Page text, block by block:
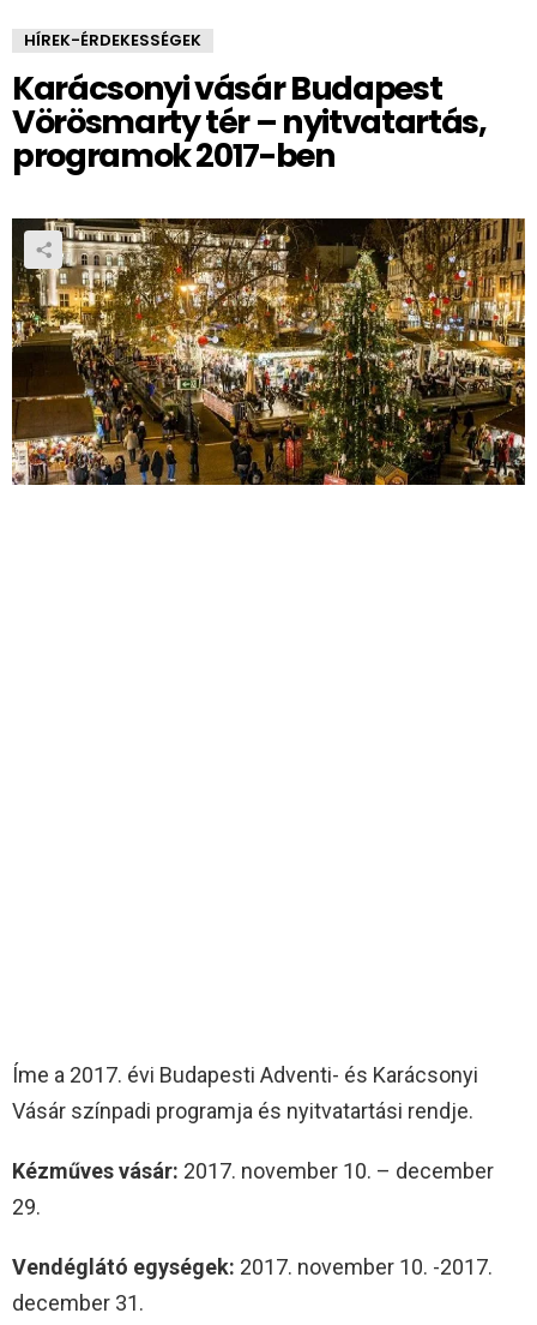
HÍREK-ÉRDEKESSÉGEK
Karácsonyi vásár Budapest
Vörösmarty tér – nyitvatartás,
programok 2017-ben
Íme a 2017. évi Budapesti Adventi- és Karácsonyi
Vásár színpadi programja és nyitvatartási rendje.
Kézműves vásár: 2017. november 10. – december
29.
Vendéglátó egységek: 2017. november 10. -2017.
december 31.